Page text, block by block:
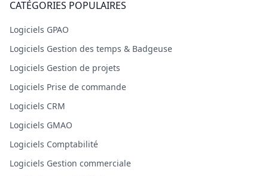
CATÉGORIES POPULAIRES
Logiciels GPAO
Logiciels Gestion des temps & Badgeuse
Logiciels Gestion de projets
Logiciels Prise de commande
Logiciels CRM
Logiciels GMAO
Logiciels Comptabilité
Logiciels Gestion commerciale